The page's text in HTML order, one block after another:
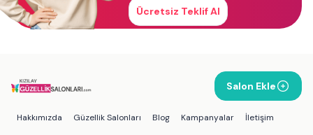
Ücretsiz Teklif Al
Salon Ekle
Hakkımızda Güzellik Salonları Blog Kampanyalar
İletişim